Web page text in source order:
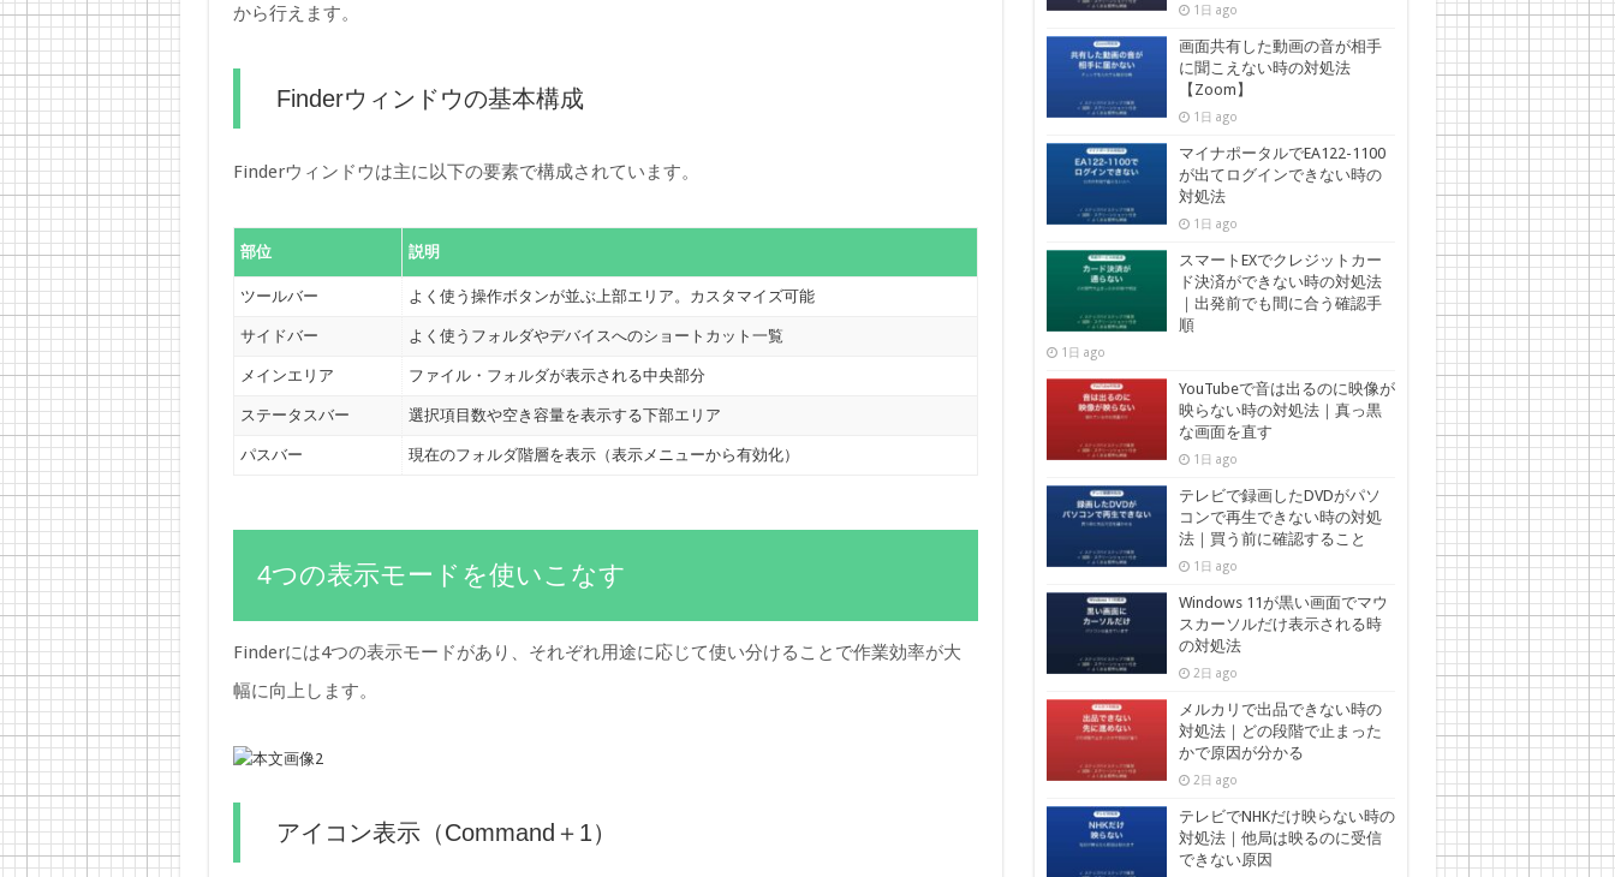
から行えます。
Finderウィンドウの基本構成
Finderウィンドウは主に以下の要素で構成されています。
部位 説明
ツールバー よく使う操作ボタンが並ぶ上部エリア。カスタマイズ可能
サイドバー よく使うフォルダやデバイスへのショートカット一覧
メインエリア ファイル・フォルダが表示される中央部分
ステータスバー 選択項目数や空き容量を表示する下部エリア
パスバー 現在のフォルダ階層を表示（表示メニューから有効化）
4つの表示モードを使いこなす
Finderには4つの表示モードがあり、それぞれ用途に応じて使い分けることで作業効率が大
幅に向上します。
アイコン表示（Command＋1）
1日 ago
画面共有した動画の音が相手
に聞こえない時の対処法
【Zoom】
1日 ago
マイナポータルでEA122-1100
が出てログインできない時の
対処法
1日 ago
スマートEXでクレジットカー
ド決済ができない時の対処法
｜出発前でも間に合う確認手
順
1日 ago
YouTubeで音は出るのに映像が
映らない時の対処法｜真っ黒
な画面を直す
1日 ago
テレビで録画したDVDがパソ
コンで再生できない時の対処
法｜買う前に確認すること
1日 ago
Windows 11が黒い画面でマウ
スカーソルだけ表示される時
の対処法
2日 ago
メルカリで出品できない時の
対処法｜どの段階で止まった
かで原因が分かる
2日 ago
テレビでNHKだけ映らない時の
対処法｜他局は映るのに受信
できない原因